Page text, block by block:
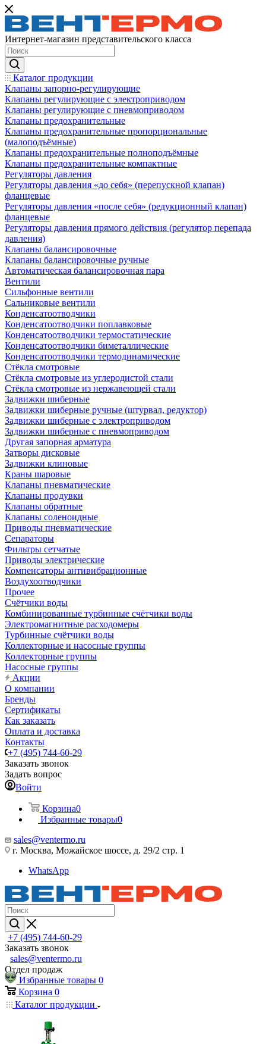
Интернет-магазин представительского класса
Каталог продукции
Клапаны запорно-регулирующие
Клапаны регулирующие с электроприводом
Клапаны регулирующие с пневмоприводом
Клапаны предохранительные
Клапаны предохранительные пропорциональные
(малоподъёмные)
Клапаны предохранительные полноподъёмные
Клапаны предохранительные компактные
Регуляторы давления
Регуляторы давления «до себя» (перепускной клапан)
фланцевые
Регуляторы давления «после себя» (редукционный клапан)
фланцевые
Регуляторы давления прямого действия (регулятор перепада
давления)
Клапаны балансировочные
Клапаны балансировочные ручные
Автоматическая балансировочная пара
Вентили
Сильфонные вентили
Сальниковые вентили
Конденсатоотводчики
Конденсатоотводчики поплавковые
Конденсатоотводчики термостатические
Конденсатоотводчики биметаллические
Конденсатоотводчики термодинамические
Стёкла смотровые
Стёкла смотровые из углеродистой стали
Стёкла смотровые из нержавеющей стали
Задвижки шиберные
Задвижки шиберные ручные (штурвал, редуктор)
Задвижки шиберные с электроприводом
Задвижки шиберные с пневмоприводом
Другая запорная арматура
Затворы дисковые
Задвижки клиновые
Краны шаровые
Клапаны пневматические
Клапаны продувки
Клапаны обратные
Клапаны соленоидные
Приводы пневматические
Сепараторы
Фильтры сетчатые
Приводы электрические
Компенсаторы антивибрационные
Воздухоотводчики
Прочее
Счётчики воды
Комбинированные турбинные счётчики воды
Электромагнитные расходомеры
Турбинные счётчики воды
Коллекторные и насосные группы
Коллекторные группы
Насосные группы
Акции
О компании
Бренды
Сертификаты
Как заказать
Оплата и доставка
Контакты
+7 (495) 744-60-29
Заказать звонок
Задать вопрос
Войти
Корзина0
Избранные товары0
sales@ventermo.ru
г. Москва, Можайское шоссе, д. 29/2 стр. 1
WhatsApp
+7 (495) 744-60-29
Заказать звонок
sales@ventermo.ru
Отдел продаж
Избранные товары 0
Корзина 0
Каталог продукции